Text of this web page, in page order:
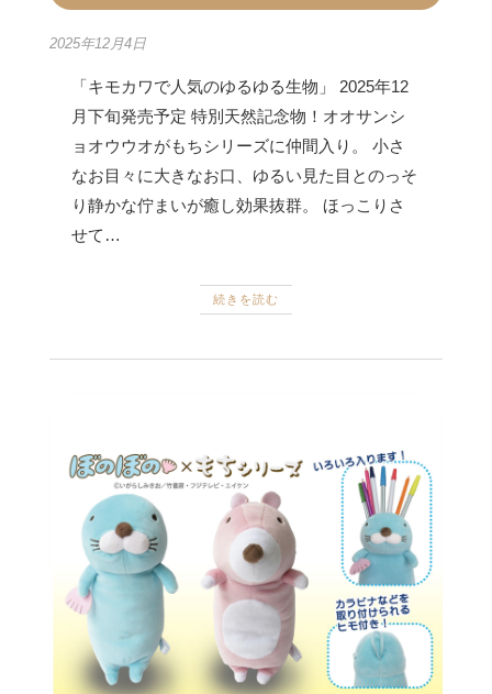
2025年12月4日
「キモカワで人気のゆるゆる生物」 2025年12
月下旬発売予定 特別天然記念物！オオサンシ
ョオウウオがもちシリーズに仲間入り。 小さ
なお目々に大きなお口、ゆるい見た目とのっそ
り静かな佇まいが癒し効果抜群。 ほっこりさ
せて…
続きを読む